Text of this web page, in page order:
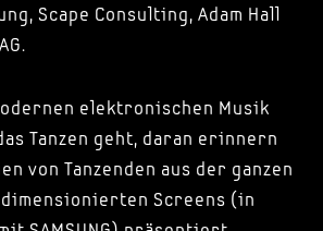
Scape Consulting, Adam Hall
elektronischen Musik
Tanzen geht, daran erinnern
von Tanzenden aus der ganzen
Screens (in